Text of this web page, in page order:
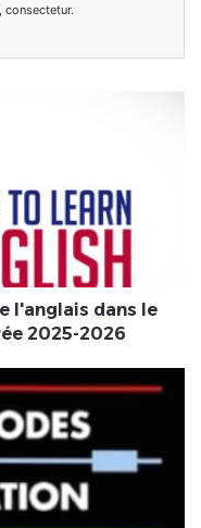
l'anglais dans le
2025-2026